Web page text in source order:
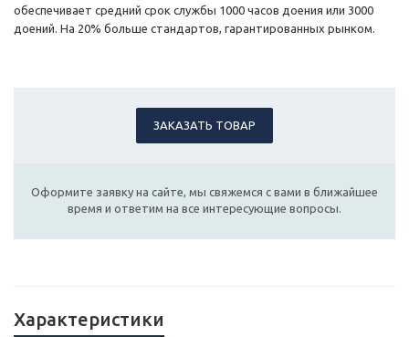
обеспечивает средний срок службы 1000 часов доения или 3000
доений. На 20% больше стандартов, гарантированных рынком.
ЗАКАЗАТЬ ТОВАР
Оформите заявку на сайте, мы свяжемся с вами в ближайшее
время и ответим на все интересующие вопросы.
Характеристики